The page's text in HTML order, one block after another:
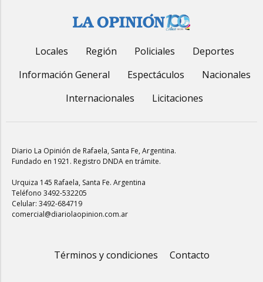
Locales Región Policiales
Deportes
Información General
Espectáculos
Nacionales
Internacionales
Licitaciones
Diario La Opinión de Rafaela, Santa Fe, Argentina.
Fundado en 1921. Registro DNDA en trámite.
Urquiza 145 Rafaela, Santa Fe. Argentina
Teléfono 3492-532205
Celular: 3492-684719
comercial@diariolaopinion.com.ar
Términos y condiciones Contacto